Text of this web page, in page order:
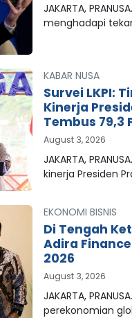
JAKARTA,
menghadapi
KABAR NUSA
Survei LKPI:
Kinerja
Tembus 79,3
August 3, 2026
JAKARTA,
kinerja Presiden
EKONOMI BISNIS
Di Tengah
Adira
2026
August 3, 2026
JAKARTA,
perekonomian